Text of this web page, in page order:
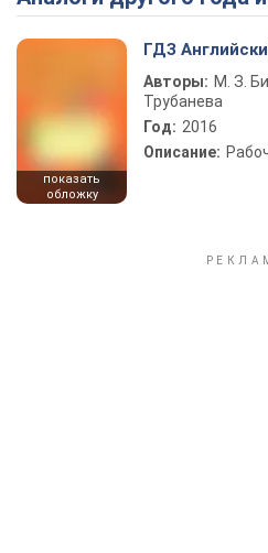
показать
обложку
ГДЗ
Авторы: М. З.
Трубанева
Год: 2016
Описание: